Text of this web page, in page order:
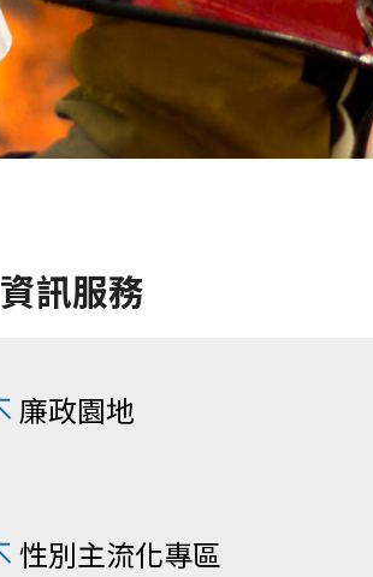
資訊服務
廉政園地
性別主流化專區